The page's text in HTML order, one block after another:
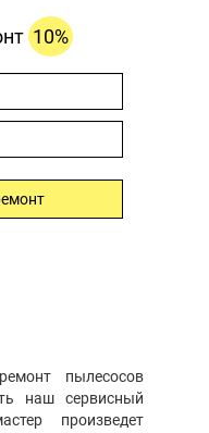
10%
пылесосов
наш сервисный
произведет